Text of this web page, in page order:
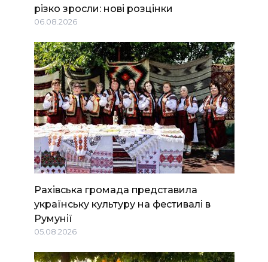
різко зросли: нові розцінки
06.08.2026
Рахівська громада представила
українську культуру на фестивалі в
Румунії
05.08.2026